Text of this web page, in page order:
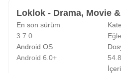
Loklok - Drama, Movie
En son sürüm
3.7.0
Android OS
Android 6.0+